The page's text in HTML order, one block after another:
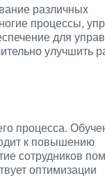
различных
процессы,
для
улучшить
процесса.
к повышению
сотрудников
оптимизации